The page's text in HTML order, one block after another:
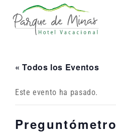
« Todos los Eventos
Este evento ha pasado.
Preguntómetro